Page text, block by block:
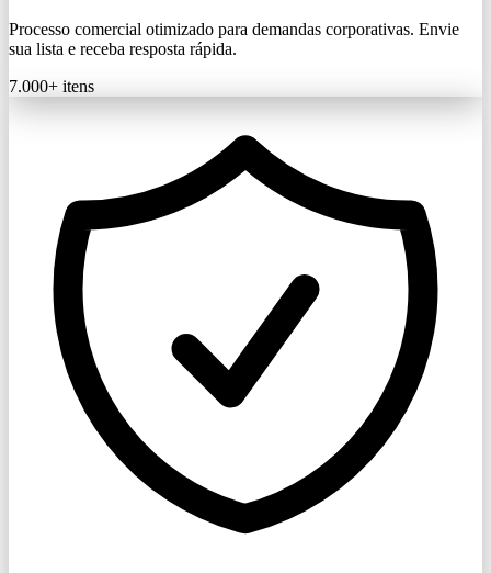
Processo comercial otimizado para demandas corporativas. Envie
sua lista e receba resposta rápida.
7.000+ itens